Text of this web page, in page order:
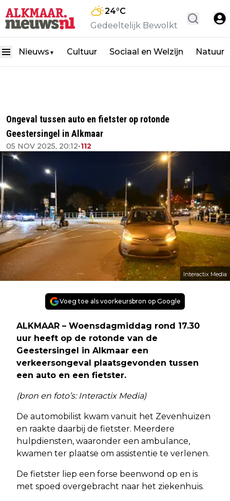
24°C
Gedeeltelijk Bewolkt
Nieuws ▼ Cultuur Sociaal en Welzijn Natuur
Ongeval tussen auto en fietster op rotonde
Geestersingel in Alkmaar
05 NOV 2025, 20:12•112
Interactix Media
Voeg toe als voorkeursbron op Google
ALKMAAR – Woensdagmiddag rond 17.30
uur heeft op de rotonde van de
Geestersingel in Alkmaar een
verkeersongeval plaatsgevonden tussen
een auto en een fietster.
(bron en foto’s: Interactix Media)
De automobilist kwam vanuit het Zevenhuizen
en raakte daarbij de fietster. Meerdere
hulpdiensten, waaronder een ambulance,
kwamen ter plaatse om assistentie te verlenen.
De fietster liep een forse beenwond op en is
met spoed overgebracht naar het ziekenhuis.